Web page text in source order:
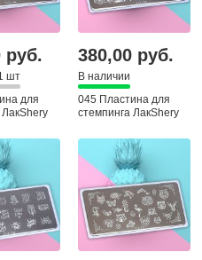
руб.
шт
для
ЛакShery
380,00 руб.
В наличии
045 Пластина для
стемпинга ЛакShery